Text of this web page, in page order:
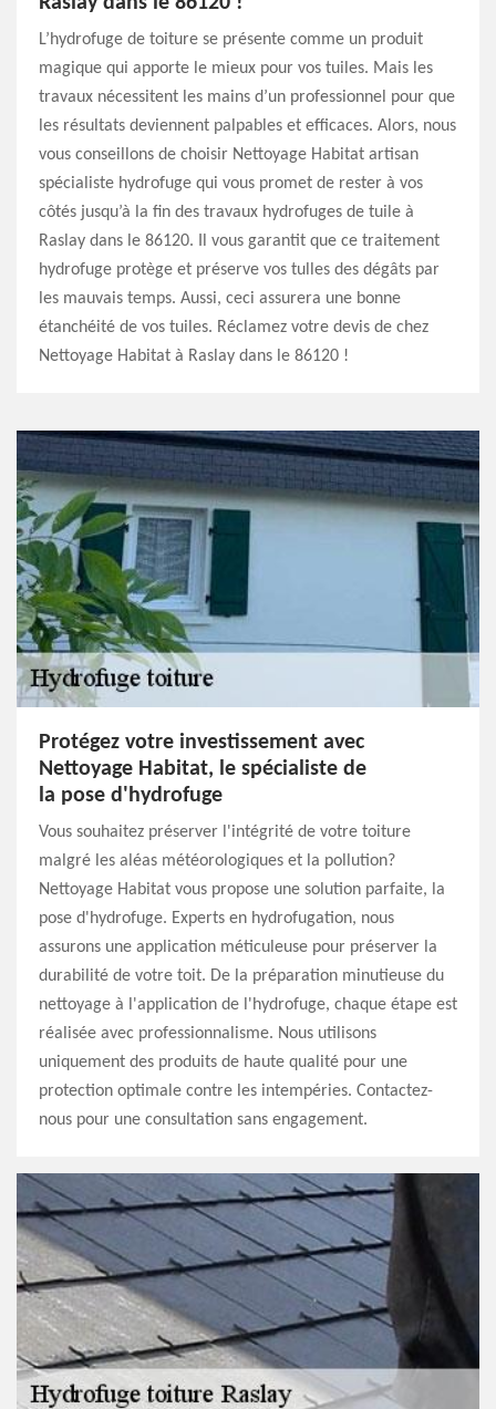
L’hydrofuge de toiture se présente comme un produit
magique qui apporte le mieux pour vos tuiles. Mais les
travaux nécessitent les mains d’un professionnel pour que
les résultats deviennent palpables et efficaces. Alors, nous
vous conseillons de choisir Nettoyage Habitat artisan
spécialiste hydrofuge qui vous promet de rester à vos
côtés jusqu’à la fin des travaux hydrofuges de tuile à
Raslay dans le 86120. Il vous garantit que ce traitement
hydrofuge protège et préserve vos tulles des dégâts par
les mauvais temps. Aussi, ceci assurera une bonne
étanchéité de vos tuiles. Réclamez votre devis de chez
Nettoyage Habitat à Raslay dans le 86120 !
Protégez votre investissement avec
Nettoyage Habitat, le spécialiste de
la pose d'hydrofuge
Vous souhaitez préserver l'intégrité de votre toiture
malgré les aléas météorologiques et la pollution?
Nettoyage Habitat vous propose une solution parfaite, la
pose d'hydrofuge. Experts en hydrofugation, nous
assurons une application méticuleuse pour préserver la
durabilité de votre toit. De la préparation minutieuse du
nettoyage à l'application de l'hydrofuge, chaque étape est
réalisée avec professionnalisme. Nous utilisons
uniquement des produits de haute qualité pour une
protection optimale contre les intempéries. Contactez-
nous pour une consultation sans engagement.